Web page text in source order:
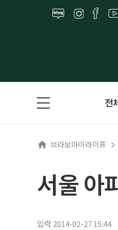
전
브라보마이라이프
서울 아
입력 2014-02-27 15:44